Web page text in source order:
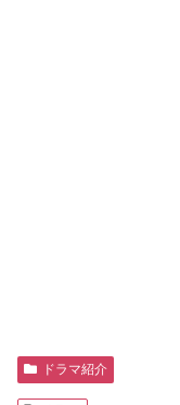
ドラマ紹介